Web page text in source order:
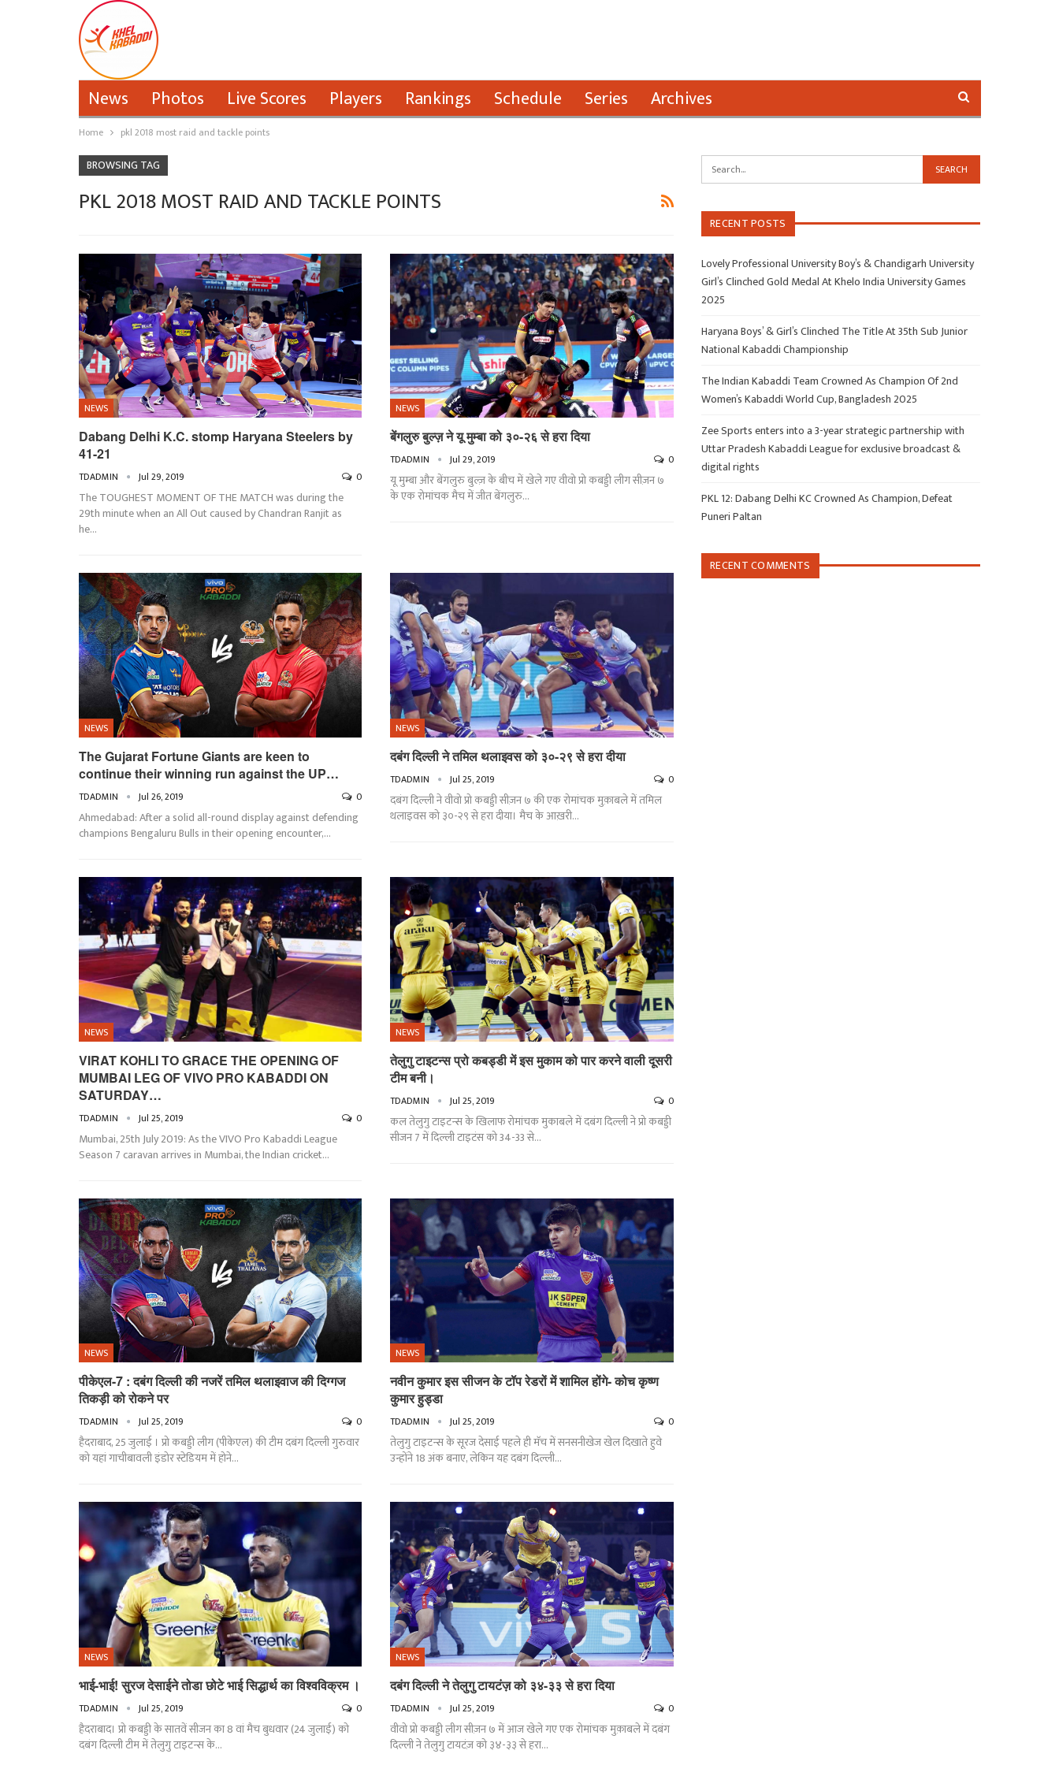
News Photos Live Scores Players Rankings Schedule Series Archives
Home pkl 2018 most raid and tackle points
BROWSING TAG
PKL 2018 MOST RAID AND TACKLE POINTS
NEWS
Dabang Delhi K.C. stomp Haryana Steelers by
41-21
TDADMIN Jul 29, 2019 0
The TOUGHEST MOMENT OF THE MATCH was during the
29th minute when an All Out caused by Chandran Ranjit as
he…
NEWS
बेंगलुरु बुल्ज़ ने यू मुम्बा को ३०-२६ से हरा दिया
TDADMIN Jul 29, 2019 0
यू मुम्बा और बेंगलुरु बुल्ज़ के बीच में खेले गए वीवो प्रो कबड्डी लीग सीज़न ७
के एक रोमांचक मैच में जीत बेंगलुरु…
NEWS
The Gujarat Fortune Giants are keen to
continue their winning run against the UP…
TDADMIN Jul 26, 2019 0
Ahmedabad: After a solid all-round display against defending
champions Bengaluru Bulls in their opening encounter,…
NEWS
दबंग दिल्ली ने तमिल थलाइवस को ३०-२९ से हरा दीया
TDADMIN Jul 25, 2019 0
दबंग दिल्ली ने वीवो प्रो कबड्डी सीज़न ७ की एक रोमांचक मुक़ाबले में तमिल
थलाइवस को ३०-२९ से हरा दीया। मैच के आख़री…
NEWS
VIRAT KOHLI TO GRACE THE OPENING OF
MUMBAI LEG OF VIVO PRO KABADDI ON
SATURDAY…
TDADMIN Jul 25, 2019 0
Mumbai, 25th July 2019: As the VIVO Pro Kabaddi League
Season 7 caravan arrives in Mumbai, the Indian cricket…
NEWS
तेलुगु टाइटन्स प्रो कबड्डी में इस मुकाम को पार करने वाली दूसरी
टीम बनी।
TDADMIN Jul 25, 2019 0
कल तेलुगु टाइटन्स के खिलाफ रोमांचक मुकाबले में दबंग दिल्ली ने प्रो कबड्डी
सीजन 7 में दिल्ली टाइटंस को 34-33 से…
NEWS
पीकेएल-7 : दबंग दिल्ली की नजरें तमिल थलाइवाज की दिग्गज
तिकड़ी को रोकने पर
TDADMIN Jul 25, 2019 0
हैदराबाद, 25 जुलाई । प्रो कबड्डी लीग (पीकेएल) की टीम दबंग दिल्ली गुरुवार
को यहां गाचीबावली इंडोर स्टेडियम में होने…
NEWS
नवीन कुमार इस सीजन के टॉप रेडरों में शामिल होंगे- कोच कृष्ण
कुमार हुड्डा
TDADMIN Jul 25, 2019 0
तेलुगु टाइटन्स के सूरज देसाई पहले ही मॅच में सनसनीखेज खेल दिखाते हुवे
उन्होंने 18 अंक बनाए, लेकिन यह दबंग दिल्ली…
NEWS
भाई-भाई! सुरज देसाईने तोडा छोटे भाई सिद्धार्थ का विश्वविक्रम ।
TDADMIN Jul 25, 2019 0
हैदराबाद। प्रो कबड्डी के सातवें सीजन का 8 वां मैच बुधवार (24 जुलाई) को
दबंग दिल्ली टीम में तेलुगु टाइटन्स के…
NEWS
दबंग दिल्ली ने तेलुगु टायटंज़ को ३४-३३ से हरा दिया
TDADMIN Jul 25, 2019 0
वीवो प्रो कबड्डी लीग सीज़न ७ में आज खेले गए एक रोमांचक मुक़ाबले में दबंग
दिल्ली ने तेलुगु टायटंज़ को ३४-३३ से हरा…
RECENT POSTS
Lovely Professional University Boy’s & Chandigarh University
Girl’s Clinched Gold Medal At Khelo India University Games
2025
Haryana Boys’ & Girl’s Clinched The Title At 35th Sub Junior
National Kabaddi Championship
The Indian Kabaddi Team Crowned As Champion Of 2nd
Women’s Kabaddi World Cup, Bangladesh 2025
Zee Sports enters into a 3-year strategic partnership with
Uttar Pradesh Kabaddi League for exclusive broadcast &
digital rights
PKL 12: Dabang Delhi KC Crowned As Champion, Defeat
Puneri Paltan
RECENT COMMENTS